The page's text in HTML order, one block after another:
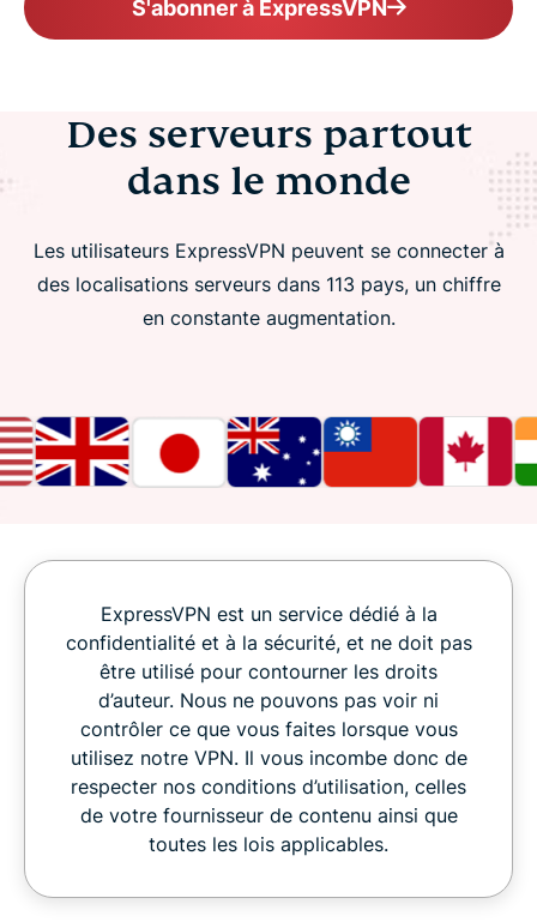
S'abonner à ExpressVPN
Des serveurs partout
dans le monde
Les utilisateurs ExpressVPN peuvent se connecter à
des localisations serveurs dans 113 pays, un chiffre
en constante augmentation.
ExpressVPN est un service dédié à la
confidentialité et à la sécurité, et ne doit pas
être utilisé pour contourner les droits
d’auteur. Nous ne pouvons pas voir ni
contrôler ce que vous faites lorsque vous
utilisez notre VPN. Il vous incombe donc de
respecter nos conditions d’utilisation, celles
de votre fournisseur de contenu ainsi que
toutes les lois applicables.